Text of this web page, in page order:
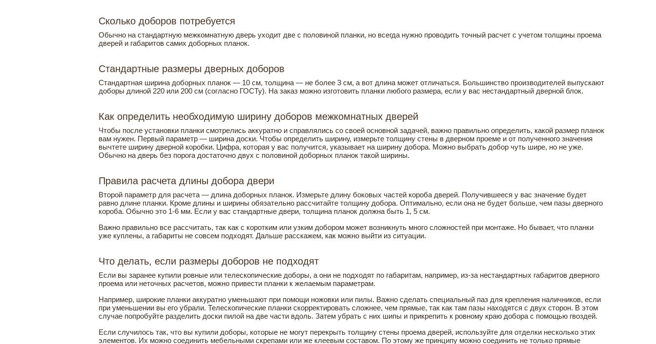
Сколько доборов потребуется
Обычно на стандартную межкомнатную дверь уходит две с половиной планки, но всегда нужно проводить точный расчет с учетом толщины проема
дверей и габаритов самих доборных планок.
Стандартные размеры дверных доборов
Стандартная ширина доборных планок — 10 см, толщина — не более 3 см, а вот длина может отличаться. Большинство производителей выпускают
доборы длиной 220 или 200 см (согласно ГОСТу). На заказ можно изготовить планки любого размера, если у вас нестандартный дверной блок.
Как определить необходимую ширину доборов межкомнатных дверей
Чтобы после установки планки смотрелись аккуратно и справлялись со своей основной задачей, важно правильно определить, какой размер планок
вам нужен. Первый параметр — ширина доски. Чтобы определить ширину, измерьте толщину стены в дверном проеме и от полученного значения
вычтете ширину дверной коробки. Цифра, которая у вас получится, указывает на ширину добора. Можно выбрать добор чуть шире, но не уже.
Обычно на дверь без порога достаточно двух с половиной доборных планок такой ширины.
Правила расчета длины добора двери
Второй параметр для расчета — длина доборных планок. Измерьте длину боковых частей короба дверей. Получившееся у вас значение будет
равно длине планки. Кроме длины и ширины обязательно рассчитайте толщину добора. Оптимально, если она не будет больше, чем пазы дверного
короба. Обычно это 1-6 мм. Если у вас стандартные двери, толщина планок должна быть 1, 5 см.
Важно правильно все рассчитать, так как с коротким или узким добором может возникнуть много сложностей при монтаже. Но бывает, что планки
уже куплены, а габариты не совсем подходят. Дальше расскажем, как можно выйти из ситуации.
Что делать, если размеры доборов не подходят
Если вы заранее купили ровные или телескопические доборы, а они не подходят по габаритам, например, из-за нестандартных габаритов дверного
проема или неточных расчетов, можно привести планки к желаемым параметрам.
Например, широкие планки аккуратно уменьшают при помощи ножовки или пилы. Важно сделать специальный паз для крепления наличников, если
при уменьшении вы его убрали. Телескопические планки скорректировать сложнее, чем прямые, так как там пазы находятся с двух сторон. В этом
случае попробуйте разделить доски пилой на две части вдоль. Затем убрать с них шипы и прикрепить к ровному краю добора с помощью гвоздей.
Если случилось так, что вы купили доборы, которые не могут перекрыть толщину стены проема дверей, используйте для отделки несколько этих
элементов. Их можно соединить мебельными скрепами или же клеевым составом. По этому же принципу можно соединить не только прямые